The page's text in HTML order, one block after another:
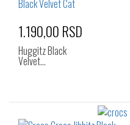
1.190,00 RSD
Huggitz Black
Velvet…